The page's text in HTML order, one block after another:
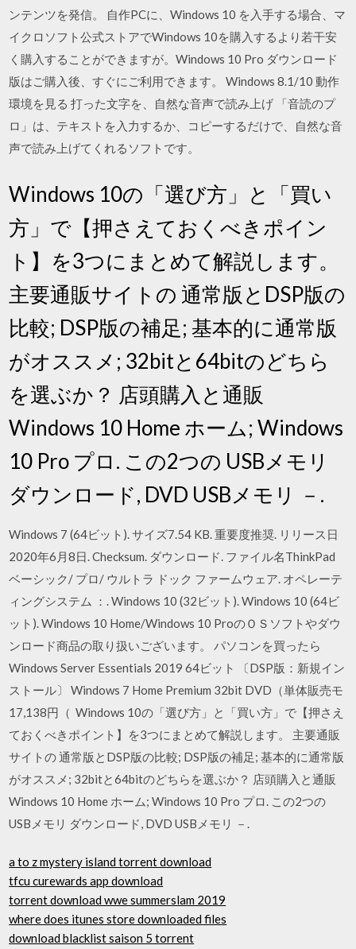
ンテンツを発信。 自作PCに、Windows 10 を入手する場合、マ
イクロソフト公式ストアでWindows 10を購入するより若干安
く購入することができますが。Windows 10 Pro ダウンロード
版はご購入後、すぐにご利用できます。 Windows 8.1/10 動作
環境を見る 打った文字を、自然な音声で読み上げ 「音読のプ
ロ」は、テキストを入力するか、コピーするだけで、自然な音
声で読み上げてくれるソフトです。
Windows 10の「選び方」と「買い
方」で【押さえておくべきポイン
ト】を3つにまとめて解説します。
主要通販サイトの 通常版とDSP版の
比較; DSP版の補足; 基本的に通常版
がオススメ; 32bitと64bitのどちら
を選ぶか？ 店頭購入と通販
Windows 10 Home ホーム; Windows
10 Pro プロ. この2つの USBメモリ
ダウンロード, DVD USBメモリ －.
Windows 7 (64ビット). サイズ7.54 KB. 重要度推奨. リリース日
2020年6月8日. Checksum. ダウンロード. ファイル名ThinkPad
ベーシック/ プロ/ ウルトラ ドック ファームウェア. オペレーテ
ィングシステム ：. Windows 10 (32ビット). Windows 10 (64ビ
ット). Windows 10 Home/Windows 10 ProのＯＳソフトやダウ
ンロード商品の取り扱いございます。 パソコンを買ったら
Windows Server Essentials 2019 64ビット 〔DSP版：新規イン
ストール〕 Windows 7 Home Premium 32bit DVD（単体販売モ
17,138円（ Windows 10の「選び方」と「買い方」で【押さえ
ておくべきポイント】を3つにまとめて解説します。 主要通販
サイトの 通常版とDSP版の比較; DSP版の補足; 基本的に通常版
がオススメ; 32bitと64bitのどちらを選ぶか？ 店頭購入と通販
Windows 10 Home ホーム; Windows 10 Pro プロ. この2つの
USBメモリ ダウンロード, DVD USBメモリ －.
a to z mystery island torrent download
tfcu curewards app download
torrent download wwe summerslam 2019
where does itunes store downloaded files
download blacklist saison 5 torrent